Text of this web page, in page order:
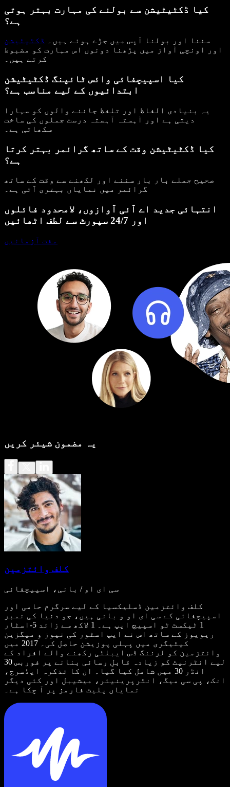
کیا ڈکٹیٹیشن سے بولنے کی مہارت بہتر ہوتی
ہے؟
سننا اور بولنا آپس میں جڑے ہوئے ہیں۔ ڈکٹیٹیشن
اور اونچی آواز میں پڑھنا دونوں اس مہارت کو مضبوط
کرتے ہیں۔
کیا اسپیچفائی وائس ٹائپنگ ڈکٹیٹیشن
ابتدائیوں کے لیے مناسب ہے؟
یہ بنیادی الفاظ اور تلفظ جاننے والوں کو سہارا
دیتی ہے اور آہستہ آہستہ درست جملوں کی ساخت
سکھاتی ہے۔
کیا ڈکٹیٹیشن وقت کے ساتھ گرائمر بہتر کرتا
ہے؟
صحیح جملے بار بار سننے اور لکھنے سے وقت کے ساتھ
گرائمر میں نمایاں بہتری آتی ہے۔
انتہائی جدید اے آئی آوازوں، لامحدود فائلوں
اور 24/7 سپورٹ سے لطف اٹھائیں
مفت آزمائیں
یہ مضمون شیئر کریں
کلف وائتزمین
سی ای او / بانی، اسپیچفائی
کلف وائتزمین ڈسلیکسیا کے لیے سرگرم حامی اور
اسپیچفائی کے سی ای او و بانی ہیں، جو دنیا کی نمبر
1 ٹیکسٹ ٹو اسپیچ ایپ ہے۔ 1 لاکھ سے زائد 5-اسٹار
ریویوز کے ساتھ اس نے ایپ اسٹور کی نیوز و میگزین
کیٹیگری میں پہلی پوزیشن حاصل کی۔ 2017 میں
وائتزمین کو لرننگ ڈس ایبلٹی رکھنے والے افراد کے
لیے انٹرنیٹ کو زیادہ قابلِ رسائی بنانے پر فوربس 30
انڈر 30 میں شامل کیا گیا۔ ان کا تذکرہ ایڈسرج،
انک، پی سی میگ، انٹرپرینیئر، میشیبل اور کئی دیگر
نمایاں پلیٹ فارمز پر آ چکا ہے۔